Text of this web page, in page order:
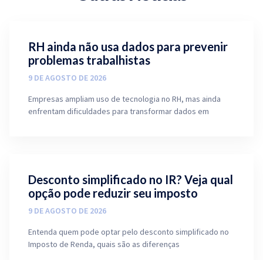
RH ainda não usa dados para prevenir
problemas trabalhistas
9 DE AGOSTO DE 2026
Empresas ampliam uso de tecnologia no RH, mas ainda
enfrentam dificuldades para transformar dados em
Desconto simplificado no IR? Veja qual
opção pode reduzir seu imposto
9 DE AGOSTO DE 2026
Entenda quem pode optar pelo desconto simplificado no
Imposto de Renda, quais são as diferenças